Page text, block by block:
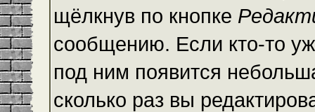
щёлкнув по кнопке
сообщению. Если кто-то
под ним появится
сколько раз вы